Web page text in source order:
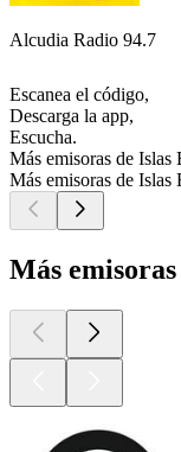
Alcudia Radio 94.7
Escanea el código,
Descarga la app,
Escucha.
Más emisoras de Islas
Más emisoras de Islas
Más